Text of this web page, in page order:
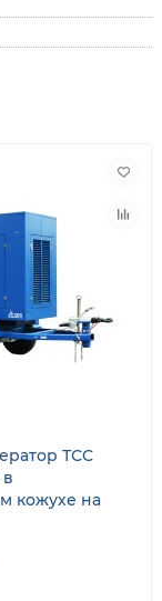
ТСС
кожухе на